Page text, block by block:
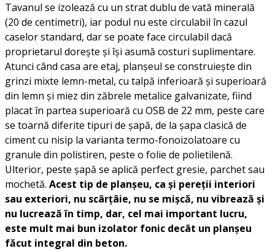
Tavanul se izolează cu un strat dublu de vată minerală
(20 de centimetri), iar podul nu este circulabil în cazul
caselor standard, dar se poate face circulabil dacă
proprietarul dorește și își asumă costuri suplimentare.
Atunci când casa are etaj, planșeul se construiește din
grinzi mixte lemn-metal, cu talpă inferioară și superioară
din lemn și miez din zăbrele metalice galvanizate, fiind
placat în partea superioară cu OSB de 22 mm, peste care
se toarnă diferite tipuri de șapă, de la șapa clasică de
ciment cu nisip la varianta termo-fonoizolatoare cu
granule din polistiren, peste o folie de polietilenă.
Ulterior, peste șapă se aplică perfect gresie, parchet sau
mochetă. Acest tip de planșeu, ca și pereții interiori
sau exteriori, nu scârțâie, nu se mișcă, nu vibrează și
nu lucrează în timp, dar, cel mai important lucru,
este mult mai bun izolator fonic decât un planșeu
făcut integral din beton.